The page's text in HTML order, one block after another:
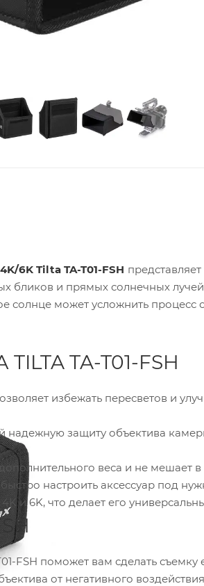
6K Tilta TA-T01-FSH
бликов и прямых солнечных
солнце может усложнить процесс
TA-T01-FSH
избежать пересветов и
защиту объектива
веса и не мешает
настроить аксессуар под
и 6K, что делает его
FSH поможет вам сделать
от негативного